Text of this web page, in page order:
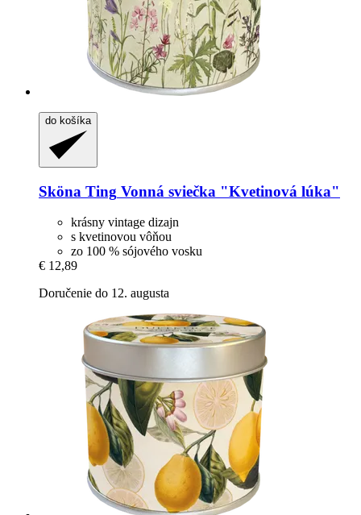
do košíka
Sköna Ting Vonná sviečka "Kvetinová lúka"
krásny vintage dizajn
s kvetinovou vôňou
zo 100 % sójového vosku
€ 12,89
Doručenie do 12. augusta